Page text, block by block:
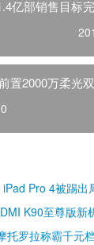
亿部销售目标
置2000万柔光
Pro 4被踢出
K90至尊版新
托罗拉称霸千元